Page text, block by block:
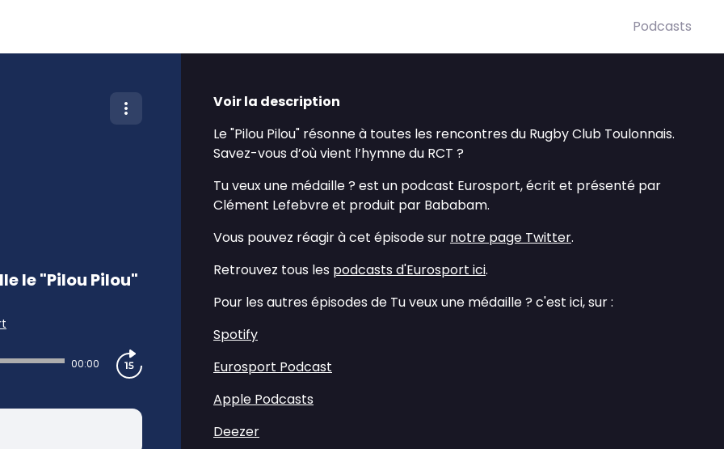
Podcasts
le "Pilou Pilou"
00:00
Voir la description
Le "Pilou Pilou" résonne à toutes les rencontres du Rugby Club Toulonnais.
Savez-vous d’où vient l’hymne du RCT ?
Tu veux une médaille ? est un podcast Eurosport, écrit et présenté par
Clément Lefebvre et produit par Bababam.
Vous pouvez réagir à cet épisode sur notre page Twitter.
Retrouvez tous les podcasts d'Eurosport ici.
Pour les autres épisodes de Tu veux une médaille ? c'est ici, sur :
Spotify
Eurosport Podcast
Apple Podcasts
Deezer